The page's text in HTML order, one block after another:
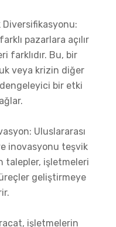
Diversifikasyonu:
pazarlara açılır
farklıdır. Bu, bir
veya krizin diğer
bir etki
Uluslararası
inovasyonu teşvik
talepler, işletmeleri
geliştirmeye
işletmelerin